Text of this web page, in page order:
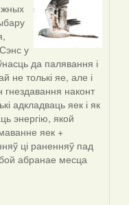
у
да палявання і
не толькі яе, але і
гнездавання наконт
адкладваць яек і як
энергію, якой
яек +
ці раненняў пад
абранае месца